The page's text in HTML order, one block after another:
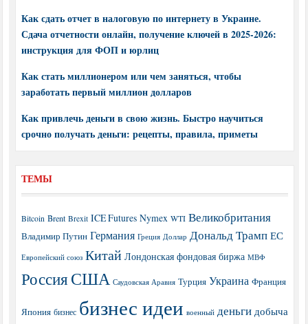
Как сдать отчет в налоговую по интернету в Украине.
Сдача отчетности онлайн, получение ключей в 2025-2026:
инструкция для ФОП и юрлиц
Как стать миллионером или чем заняться, чтобы
заработать первый миллион долларов
Как привлечь деньги в свою жизнь. Быстро научиться
срочно получать деньги: рецепты, правила, приметы
ТЕМЫ
Bitcoin Brent Brexit ICE Futures Nymex WTI Великобритания
Владимир Путин Германия Греция Доллар Дональд Трамп ЕС
Европейский союз Китай Лондонская фондовая биржа МВФ
РоссияСША Саудовская Аравия Турция Украина Франция
Япония бизнес бизнес идеи военный деньги добыча